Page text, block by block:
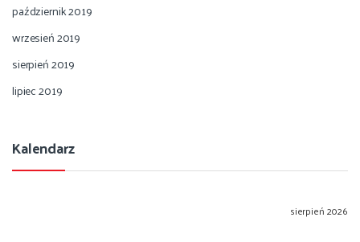
październik 2019
wrzesień 2019
sierpień 2019
lipiec 2019
Kalendarz
sierpień 2026